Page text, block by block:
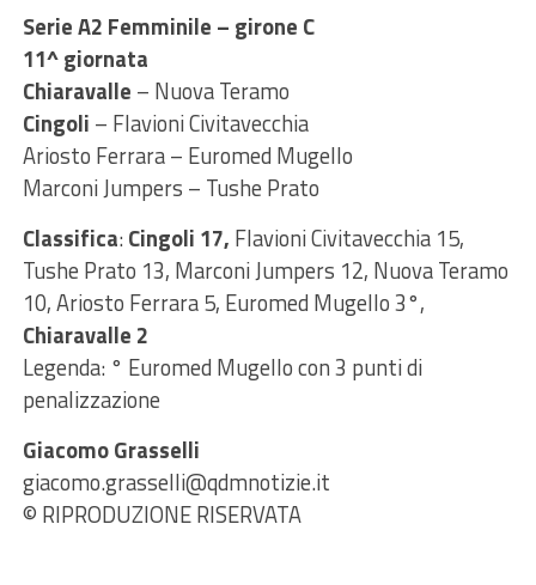
Serie A2 Femminile – girone C
11^ giornata
Chiaravalle – Nuova Teramo
Cingoli – Flavioni Civitavecchia
Ariosto Ferrara – Euromed Mugello
Marconi Jumpers – Tushe Prato
Classifica:Cingoli 17, Flavioni Civitavecchia 15,
Tushe Prato 13, Marconi Jumpers 12, Nuova Teramo
10, Ariosto Ferrara 5, Euromed Mugello 3°,
Chiaravalle 2
Legenda: ° Euromed Mugello con 3 punti di
penalizzazione
Giacomo Grasselli
giacomo.grasselli@qdmnotizie.it
© RIPRODUZIONE RISERVATA